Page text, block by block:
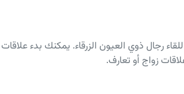
رجال ذوي العيون الزرقاء. يمكنك بدء
زواج أو تعارف.